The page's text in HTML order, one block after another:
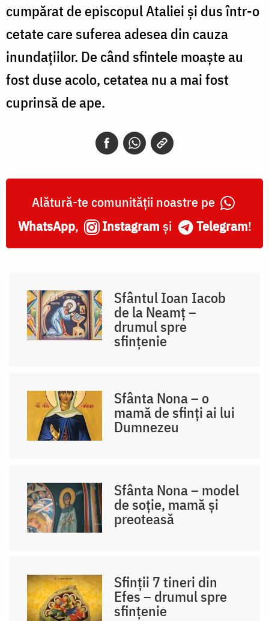
cumpărat de episcopul Ataliei și dus într-o
cetate care suferea adesea din cauza
inundațiilor. De când sfintele moaște au
fost duse acolo, cetatea nu a mai fost
cuprinsă de ape.
Alătură-te comunității noastre pe
WhatsApp, Instagram și Telegram!
Sfântul Ioan Iacob
de la Neamț –
drumul spre
sfințenie
Sfânta Nona – o
mamă de sfinți ai lui
Dumnezeu
Sfânta Nona – model
de soție, mamă și
preoteasă
Sfinții 7 tineri din
Efes – drumul spre
sfințenie